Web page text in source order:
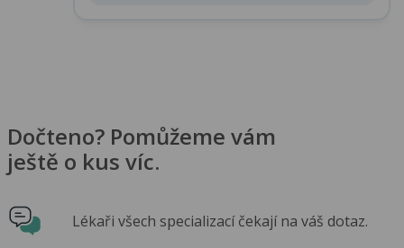
Dočteno? Pomůžeme vám
ještě o kus víc.
Lékaři všech specializací čekají na váš dotaz.